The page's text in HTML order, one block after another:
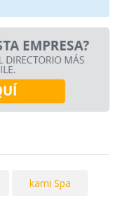
kami Spa